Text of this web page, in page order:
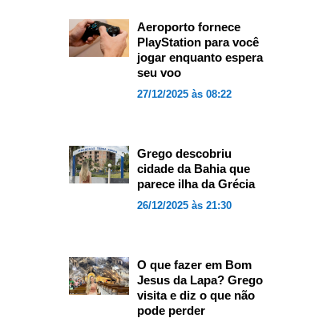
Aeroporto fornece
PlayStation para você
jogar enquanto espera
seu voo
27/12/2025 às 08:22
Grego descobriu
cidade da Bahia que
parece ilha da Grécia
26/12/2025 às 21:30
O que fazer em Bom
Jesus da Lapa? Grego
visita e diz o que não
pode perder